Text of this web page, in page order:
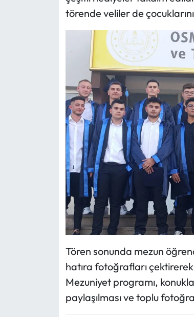
törende veliler de
Tören sonunda mezun
hatıra fotoğrafları
Mezuniyet programı,
paylaşılması ve toplu